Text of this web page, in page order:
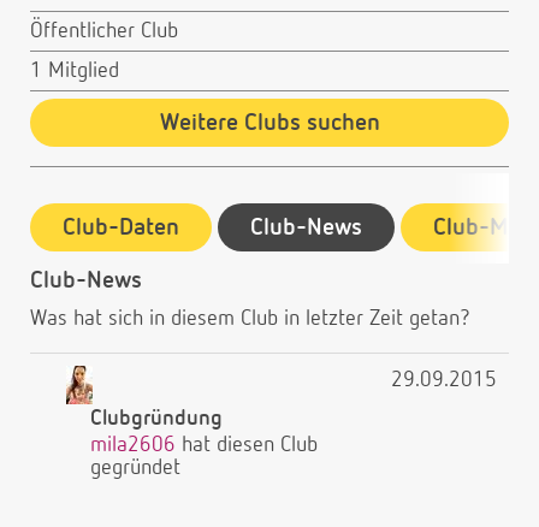
Öffentlicher Club
1 Mitglied
Weitere Clubs suchen
Club-Daten Club-News Club-
Club-News
Was hat sich in diesem Club in letzter Zeit getan?
Clubgründung
mila2606 hat diesen Club
gegründet
29.09.2015